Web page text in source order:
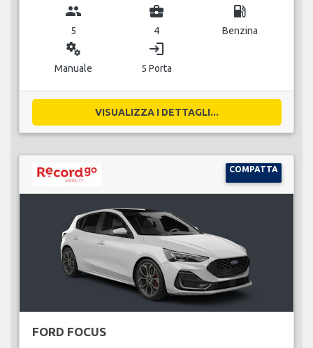
group
5
business_center
4
local_gas_station
Benzina
miscellaneous_services
Manuale
login
5 Porta
VISUALIZZA I DETTAGLI...
COMPATTA
FORD FOCUS